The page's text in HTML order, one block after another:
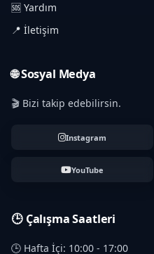
🆘 Yardım
📍 İletişim
🌐 Sosyal Medya
🎬 Bizi takip edebilirsin.
Instagram
YouTube
🕒 Çalışma Saatleri
🕒 Hafta İçi: 10:00 - 17:00